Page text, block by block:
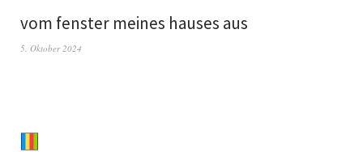
vom fenster meines hauses aus
5. Oktober 2024